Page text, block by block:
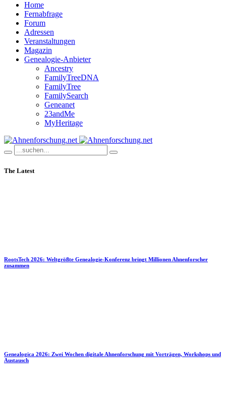
Home
Fernabfrage
Forum
Adressen
Veranstaltungen
Magazin
Genealogie-Anbieter
Ancestry
FamilyTreeDNA
FamilyTree
FamilySearch
Geneanet
23andMe
MyHeritage
The Latest
RootsTech 2026: Weltgrößte Genealogie-Konferenz bringt Millionen Ahnenforscher
zusammen
Genealogica 2026: Zwei Wochen digitale Ahnenforschung mit Vorträgen, Workshops und
Austausch